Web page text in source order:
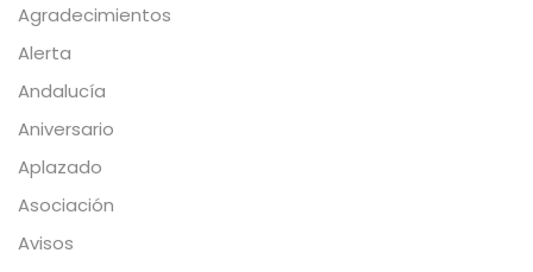
Agradecimientos
Alerta
Andalucía
Aniversario
Aplazado
Asociación
Avisos